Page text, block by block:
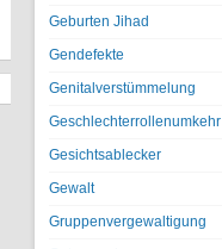
Geburten Jihad
Gendefekte
Genitalverstümmelung
Geschlechterrollenumkehr
Gesichtsablecker
Gewalt
Gruppenvergewaltigung